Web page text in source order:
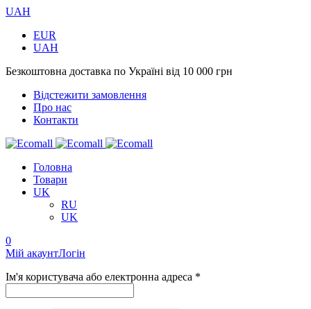
UAH
EUR
UAH
Безкоштовна доставка по Україні від 10 000 грн
Відстежити замовлення
Про нас
Контакти
Головна
Товари
UK
RU
UK
0
Мій акаунтЛогін
Ім'я користувача або електронна адреса *